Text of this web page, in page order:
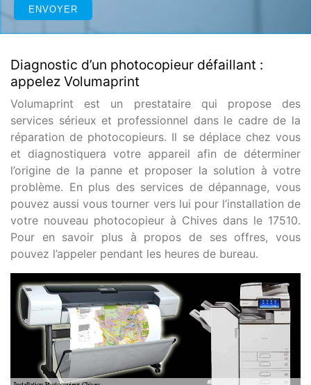
Diagnostic d’un photocopieur défaillant :
appelez Volumaprint
Volumaprint est un prestataire qui propose des
services sérieux et professionnel dans le cadre de la
réparation de photocopieurs. Il se déplace chez vous
et diagnostiquera votre appareil afin de déterminer
l’origine de la panne et proposer la solution à votre
problème. En plus des services de dépannage, vous
pouvez aussi vous tourner vers lui pour l’installation de
votre nouveau photocopieur à Chives dans le 17510.
Pour en savoir plus à propos de ses offres, vous
pouvez l’appeler pendant les heures de bureau.